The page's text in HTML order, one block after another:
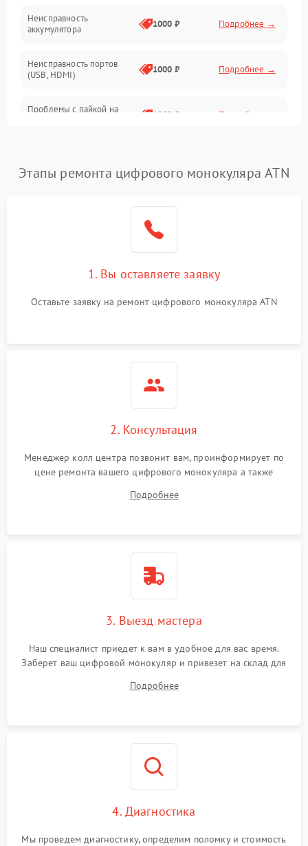
Неисправность
аккумулятора
1000 ₽ Подробнее →
Неисправность портов
(USB, HDMI)
1000 ₽ Подробнее →
Проблемы с пайкой на
1000 ₽ Подробнее →
500 ₽
1500 ₽
изображения
1000 ₽ Подробнее →
2000 ₽
Проблемы с заземлением 1000 ₽
Повреждение печатной
платы
Этапы ремонта цифрового монокуляра ATN
1. Вы оставляете заявку
Оставьте заявку на ремонт цифрового монокуляра ATN
2. Консультация
Менеджер колл центра позвонит вам, проинформирует по
цене ремонта вашего цифрового монокуляра а также
Подробнее
3. Выезд мастера
Наш специалист приедет к вам в удобное для вас время.
Заберет ваш цифровой монокуляр и привезет на склад для
Подробнее
4. Диагностика
Мы проведем диагностику, определим поломку и стоимость